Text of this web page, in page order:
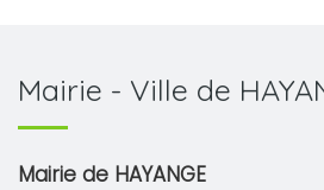
Mairie - Ville de
Mairie de HAYANGE